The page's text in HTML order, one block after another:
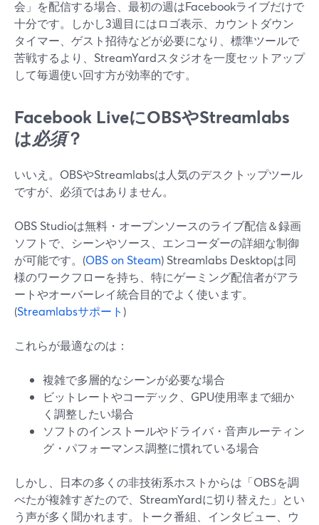
会」を配信する場合、最初の週はFacebookライブだけで
十分です。しかし3週目にはロゴ表示、カウントダウン
タイマー、ゲスト招待などが必要になり、標準ツールで
苦戦するより、StreamYardスタジオを一度セットアップ
して毎週使い回す方が効率的です。
Facebook LiveにOBSやStreamlabs
は必須？
いいえ。OBSやStreamlabsは人気のデスクトップツール
ですが、必須ではありません。
OBS Studioは無料・オープンソースのライブ配信＆録画
ソフトで、シーンやソース、エンコーダーの詳細な制御
が可能です。(OBS on Steam) Streamlabs Desktopは同
様のワークフローを持ち、特にゲーミング配信者がアラ
ートやオーバーレイ統合目的でよく使います。
(Streamlabsサポート )
これらが最適なのは：
複雑で多層的なシーンが必要な場合
ビットレートやコーデック、GPU使用率まで細か
く調整したい場合
ソフトのインストールやドライバ・音声ルーティン
グ・パフォーマンス調整に慣れている場合
しかし、日本の多くの非技術系ホストからは「OBSを調
べたが複雑すぎたので、StreamYardに切り替えた」とい
う声が多く聞かれます。トーク番組、インタビュー、ウ